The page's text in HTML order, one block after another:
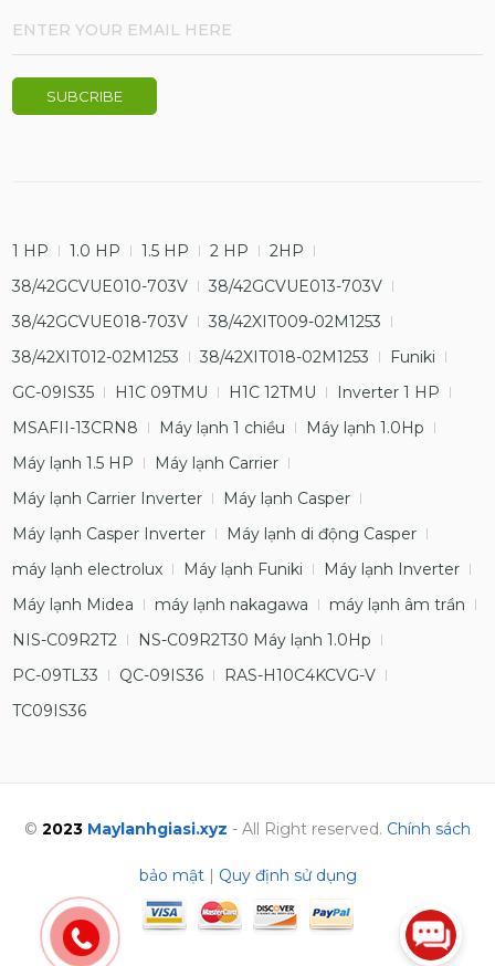
1 HP 1.0 HP 1.5 HP 2 HP
2HP
38/42GCVUE010-703V
38/42GCVUE013-703V
38/42GCVUE018-703V
38/42XIT009-02M1253
38/42XIT012-02M1253
38/42XIT018-02M1253
Funiki
GC-09IS35
H1C 09TMU H1C 12TMU
Inverter 1 HP
MSAFII-13CRN8
Máy lạnh 1 chiều
Máy lạnh 1.0Hp
Máy lạnh 1.5 HP
Máy lạnh Carrier
Máy lạnh Carrier Inverter
Máy lạnh Casper
Máy lạnh Casper Inverter
Máy lạnh di động Casper
máy lạnh electrolux
Máy lạnh Funiki
Máy lạnh Inverter
Máy lạnh Midea
máy lạnh nakagawa
máy lạnh âm trần
NIS-C09R2T2
NS-C09R2T30 Máy lạnh 1.0Hp
PC-09TL33
QC-09IS36
RAS-H10C4KCVG-V
TC09IS36
© 2023 Maylanhgiasi.xyz - All Right reserved. Chính sách
bảo mật| Quy định sử dụng